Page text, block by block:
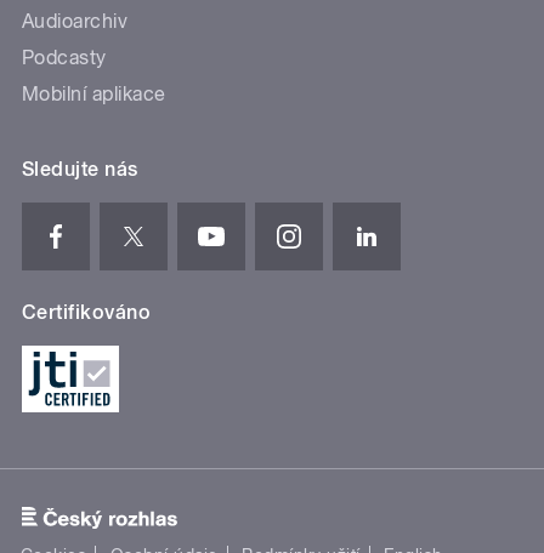
Audioarchiv
Podcasty
Mobilní aplikace
Sledujte nás
Certifikováno